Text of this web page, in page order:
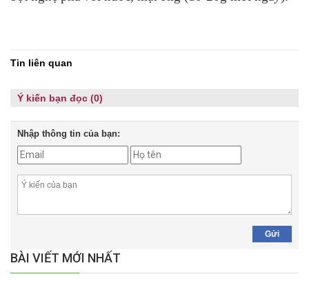
Tin liên quan
Ý kiến bạn đọc (0)
Nhập thông tin của bạn:
Gửi
BÀI VIẾT MỚI NHẤT